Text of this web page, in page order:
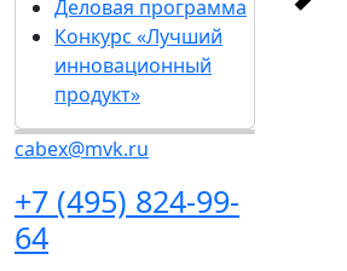
Деловая программа
Конкурс «Лучший
инновационный
продукт»
cabex@mvk.ru
+7 (495) 824-99-
64